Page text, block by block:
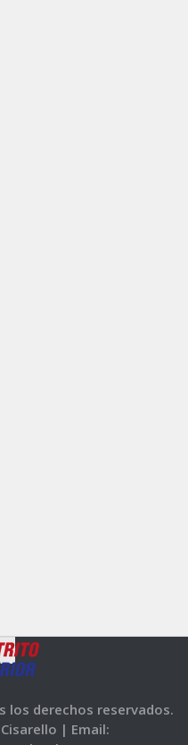
derechos reservados.
| Email: